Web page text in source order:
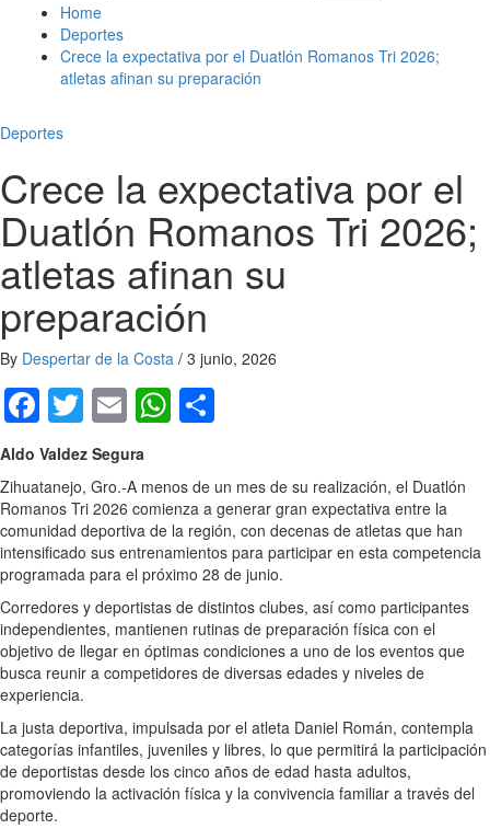
Home
Deportes
Crece la expectativa por el Duatlón Romanos Tri 2026;
atletas afinan su preparación
Deportes
Crece la expectativa por el
Duatlón Romanos Tri 2026;
atletas afinan su
preparación
By Despertar de la Costa / 3 junio, 2026
Facebook
Twitter
EmailWhatsApp
Aldo Valdez Segura
Zihuatanejo, Gro.-A menos de un mes de su realización, el Duatlón
Romanos Tri 2026 comienza a generar gran expectativa entre la
comunidad deportiva de la región, con decenas de atletas que han
intensificado sus entrenamientos para participar en esta competencia
programada para el próximo 28 de junio.
Corredores y deportistas de distintos clubes, así como participantes
independientes, mantienen rutinas de preparación física con el
objetivo de llegar en óptimas condiciones a uno de los eventos que
busca reunir a competidores de diversas edades y niveles de
experiencia.
La justa deportiva, impulsada por el atleta Daniel Román, contempla
categorías infantiles, juveniles y libres, lo que permitirá la participación
de deportistas desde los cinco años de edad hasta adultos,
promoviendo la activación física y la convivencia familiar a través del
deporte.